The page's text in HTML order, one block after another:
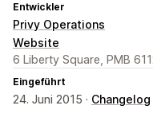
Entwickler
Privy Operations
Website
6 Liberty Square, PMB
Eingeführt
24. Juni 2015 · Changelog